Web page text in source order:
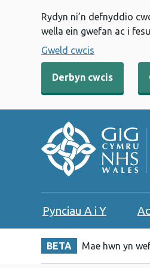
Rydyn ni’n defnyddio
wella ein gwefan ac i
Gweld cwcis
Derbyn cwcis
Pynciau A i Y
BETA Mae hwn yn